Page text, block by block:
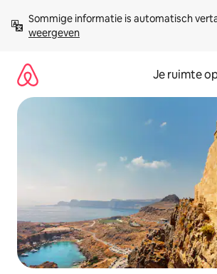
direct
naar
Sommige informatie is automatisch
weergeven
Je ruimte